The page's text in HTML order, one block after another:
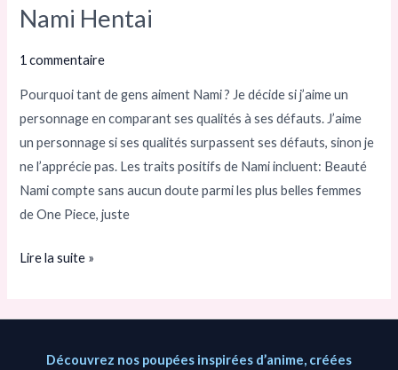
Nami Hentai
1 commentaire
Pourquoi tant de gens aiment Nami ? Je décide si j’aime un
personnage en comparant ses qualités à ses défauts. J’aime
un personnage si ses qualités surpassent ses défauts, sinon je
ne l’apprécie pas. Les traits positifs de Nami incluent: Beauté
Nami compte sans aucun doute parmi les plus belles femmes
de One Piece, juste
Nami
Lire la suite »
Découvrez nos poupées inspirées d’anime, créées